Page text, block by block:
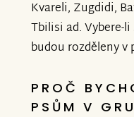
Kvareli, Zugdidi,
Tbilisi ad. Vybere-
budou rozděleny v
PROČ
PSŮM V